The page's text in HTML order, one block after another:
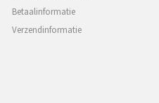
Betaalinformatie
Verzendinformatie